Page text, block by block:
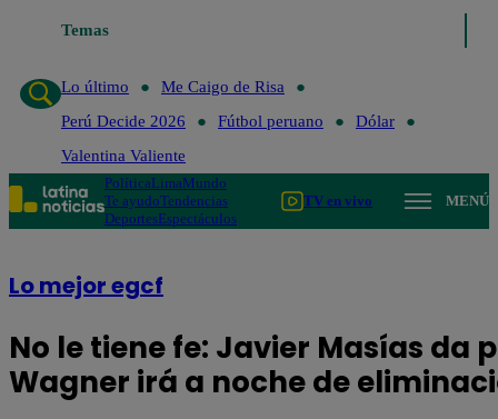
TemasLo último
Lo último
Me Caigo de Risa
Perú Decide 2026
Fútbol peruano
Dólar
Valentina Valiente
PolíticaLimaMundo
Te ayudoTendencias
DeportesEspectáculos
TV en vivo MENÚ
Lo mejor egcf
No le tiene fe: Javier Masías da
Wagner irá a noche de